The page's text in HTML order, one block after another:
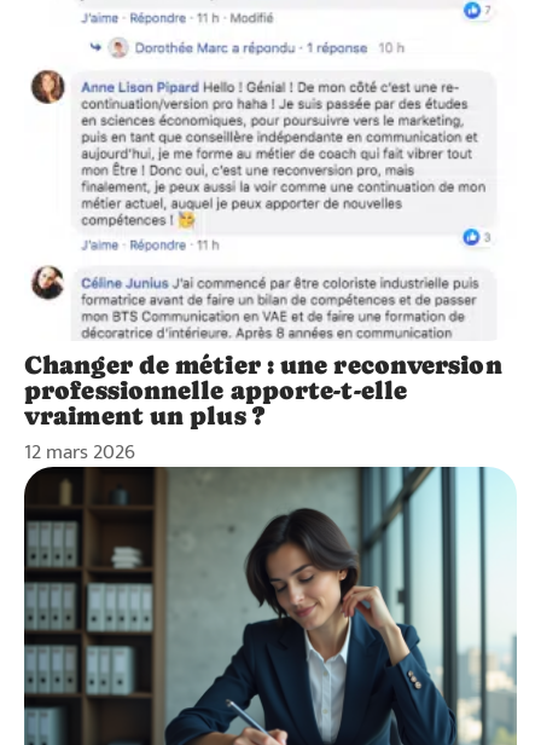
Changer de métier : une reconversion
professionnelle apporte-t-elle
vraiment un plus ?
12 mars 2026